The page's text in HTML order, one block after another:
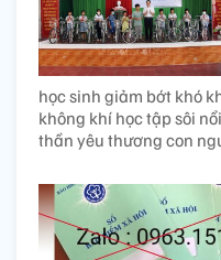
học sinh giảm bớt khó
không khí học tập sôi
thần yêu thương con